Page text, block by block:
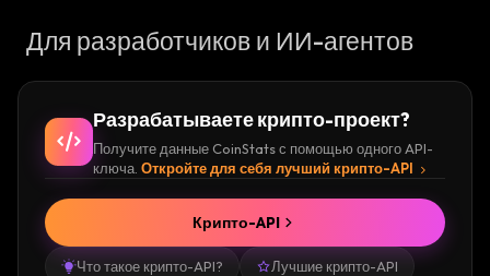
Для разработчиков и ИИ-агентов
Разрабатываете крипто-проект?
Получите данные CoinStats с помощью одного API-
ключа. Откройте для себя лучший крипто-API
Что такое крипто-API? Лучшие крипто-API
Крипто-API